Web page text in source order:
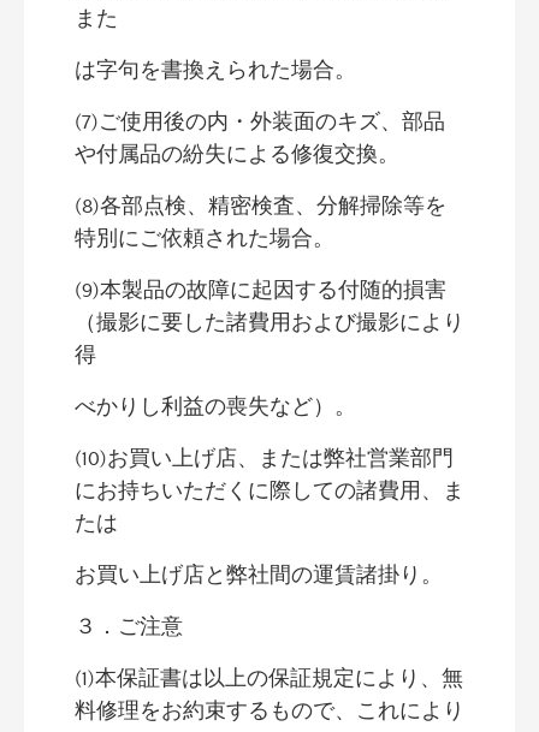
また
は字句を書換えられた場合。
(7)ご使用後の内・外装面のキズ、部品
や付属品の紛失による修復交換。
(8)各部点検、精密検査、分解掃除等を
特別にご依頼された場合。
(9)本製品の故障に起因する付随的損害
（撮影に要した諸費用および撮影により
得
べかりし利益の喪失など）。
(10)お買い上げ店、または弊社営業部門
にお持ちいただくに際しての諸費用、ま
たは
お買い上げ店と弊社間の運賃諸掛り。
３．ご注意
(1)本保証書は以上の保証規定により、無
料修理をお約束するもので、これにより